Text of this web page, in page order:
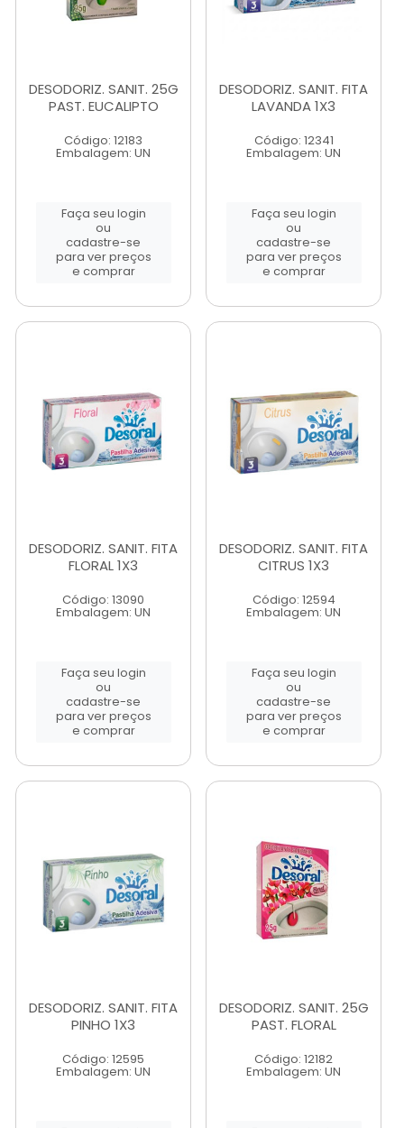
DESODORIZ. SANIT. 25G
PAST. EUCALIPTO
Código: 12183
Embalagem: UN
Faça seu login
ou
cadastre-se
para ver preços
e comprar
DESODORIZ. SANIT. FITA
LAVANDA 1X3
Código: 12341
Embalagem: UN
Faça seu login
ou
cadastre-se
para ver preços
e comprar
DESODORIZ. SANIT. FITA
FLORAL 1X3
Código: 13090
Embalagem: UN
Faça seu login
ou
cadastre-se
para ver preços
e comprar
DESODORIZ. SANIT. FITA
CITRUS 1X3
Código: 12594
Embalagem: UN
Faça seu login
ou
cadastre-se
para ver preços
e comprar
DESODORIZ. SANIT. FITA
PINHO 1X3
Código: 12595
Embalagem: UN
DESODORIZ. SANIT. 25G
PAST. FLORAL
Código: 12182
Embalagem: UN